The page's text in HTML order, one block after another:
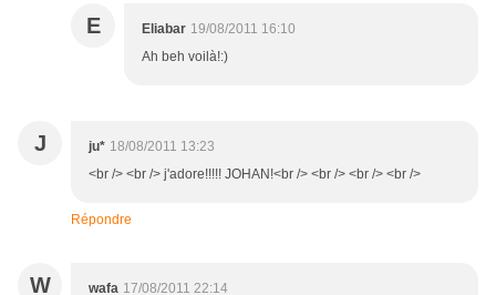
E Eliabar 19/08/2011 16:10
Ah beh voilà!:)
J ju* 18/08/2011 13:23
<br /> <br /> j'adore!!!!! JOHAN!<br /> <br /> <br /> <br />
Répondre
W wafa 17/08/2011 22:14